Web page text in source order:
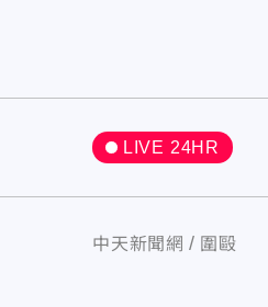
LIVE 24HR
中天新聞網 圍毆